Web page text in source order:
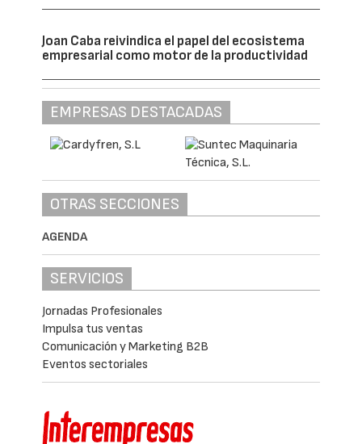
desde una bancada de tierra adosada
Las características mecánicas del tipo de
circulación que transita por dicha línea, con
tráfico de viajeros como de mercancías, son
bien distintas, siendo estos últimos los que
producen las frecuencias más bajas, y por
ello, los que más afectan a la estructura de
la vía, así como una defectuosa ejecución
del terraplén, ocasionaban un deterioro
subsiguientemente una necesidad periódica
de aportación de balasto. Al ir repitiéndose
este fenómeno e ir recargando con un
mayor peso la plataforma de vía
empeoraban todavía más los efectos sobre
la misma.
A la vista de lo anterior, se tomó la decisión
con un método que permitiera su
consolidación. Entre los métodos